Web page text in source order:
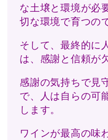
な土壌と環境が必
切な環境で育つの
そして、最終的に
は、感謝と信頼が
感謝の気持ちで見
で、人は自らの可
します。
ワインが最高の味